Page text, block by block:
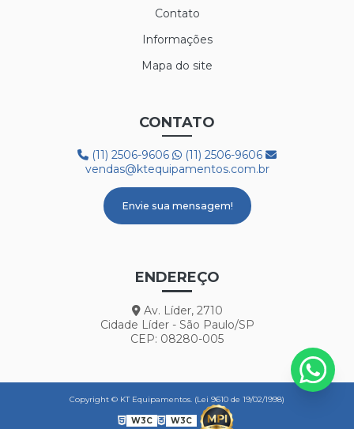
MEIÃO EM LÃ PARA CAMARA FRIA
PROTETOR AUDITIVO AGENA SPR
BOTA 50C32 FRIG
BOTA COM FORRO LÃ REF. HGS
BOTA PVC COM FORRO DE LÃ
BOTA PVC CANO LONGO
BOTA PVC DE CANO CURTO
BOTINA AMARRAR BICO PVC REF. 10VB41
BOTINA ELÁSTICO C/BICO AÇO REF. 90B19A
Contato
Informações
Mapa do site
CONTATO
(11) 2506-9606
(11) 2506-9606
vendas@ktequipamentos.com.br
Envie sua mensagem!
ENDEREÇO
Av. Líder, 2710
Cidade Líder - São Paulo/SP
CEP: 08280-005
Copyright © KT Equipamentos. (Lei 9610 de 19/02/1998)
W3C W3C